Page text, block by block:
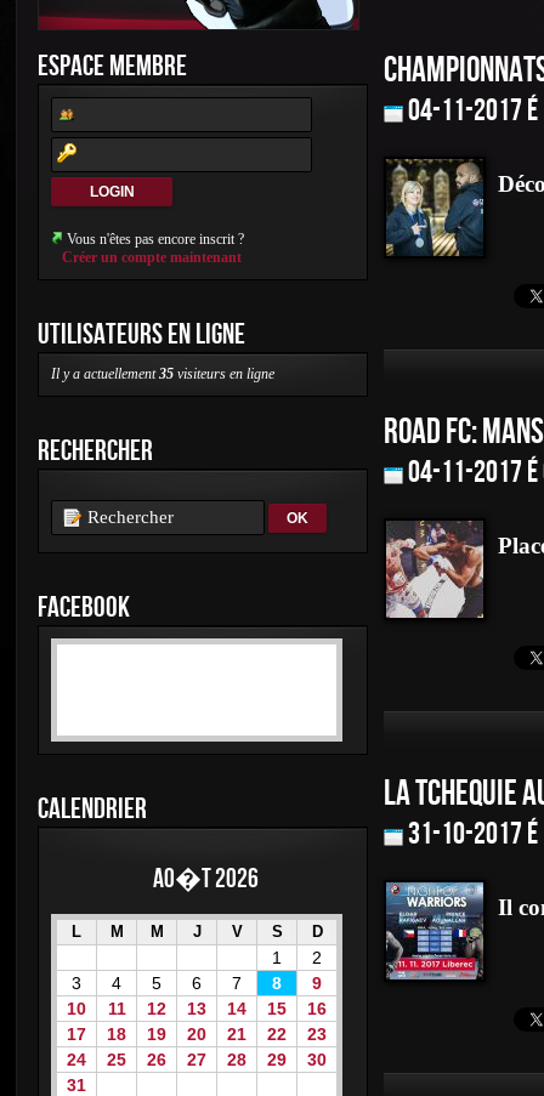
ESPACE MEMBRE
Vous n'êtes pas encore inscrit ?
Créer un compte maintenant
UTILISATEURS EN LIGNE
Il y a actuellement35 visiteurs en ligne
RECHERCHER
FACEBOOK
CALENDRIER
Ao�t 2026
L M M J V S D
1
2
3
4 5 6 7 8
9
10
11 12 13 14 15
16
17
18 19 20 21 22
23
24
25 26 27 28 29
30
31
04-11-2017
ROAD FC:
04-11-2017
LA TCHEQUIE
31-10-2017
Il